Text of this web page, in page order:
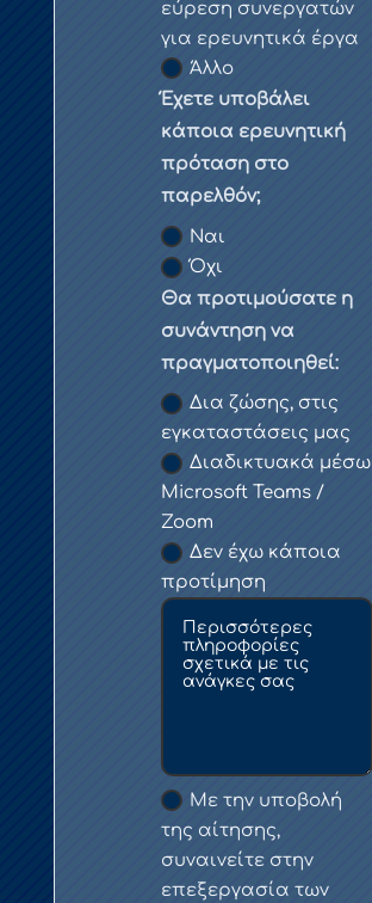
εύρεση συνεργατών
για ερευνητικά έργα
Άλλο
Έχετε υποβάλει
κάποια ερευνητική
πρόταση στο
παρελθόν;
Ναι
Όχι
Θα προτιμούσατε η
συνάντηση να
πραγματοποιηθεί:
Δια ζώσης, στις
εγκαταστάσεις μας
Διαδικτυακά μέσω
Microsoft Teams /
Zoom
Δεν έχω κάποια
προτίμηση
Με την υποβολή
της αίτησης,
συναινείτε στην
επεξεργασία των